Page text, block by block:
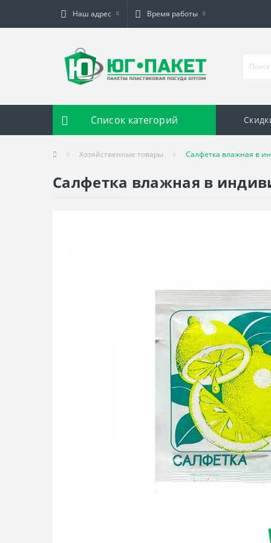
Наш адрес Время работы
Список категорий
Хозяйственные товары Салфетка влажная в
Салфетка влажная в